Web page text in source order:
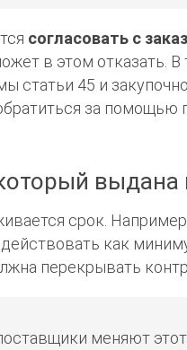
согласовать с
в этом отказать.
статьи 45 и
за помощью
выдана
срок.
как
перекрывать
меняют